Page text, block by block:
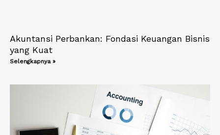
Akuntansi Perbankan: Fondasi Keuangan Bisnis
yang Kuat
Selengkapnya »